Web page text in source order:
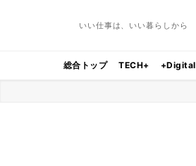
いい仕事は、いい暮らしから
総合トップ TECH+ +Digital